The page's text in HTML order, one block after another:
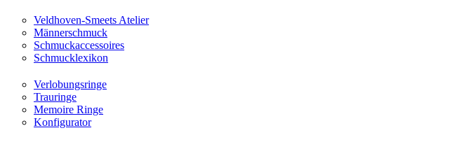
Veldhoven-Smeets Atelier
Männerschmuck
Schmuckaccessoires
Schmucklexikon
Verlobungsringe
Trauringe
Memoire Ringe
Konfigurator